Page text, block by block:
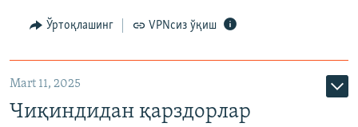
Ўртоқлашинг VPNсиз ўқиш
Mart 11, 2025
Чиқиндидан қарздорлар